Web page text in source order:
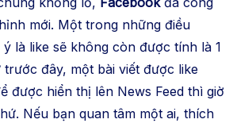
mới. Một trong những điều
là like sẽ không còn được tính là 1
đây, một bài viết được like
được hiển thị lên News Feed thì giờ
Nếu bạn quan tâm một ai, thích